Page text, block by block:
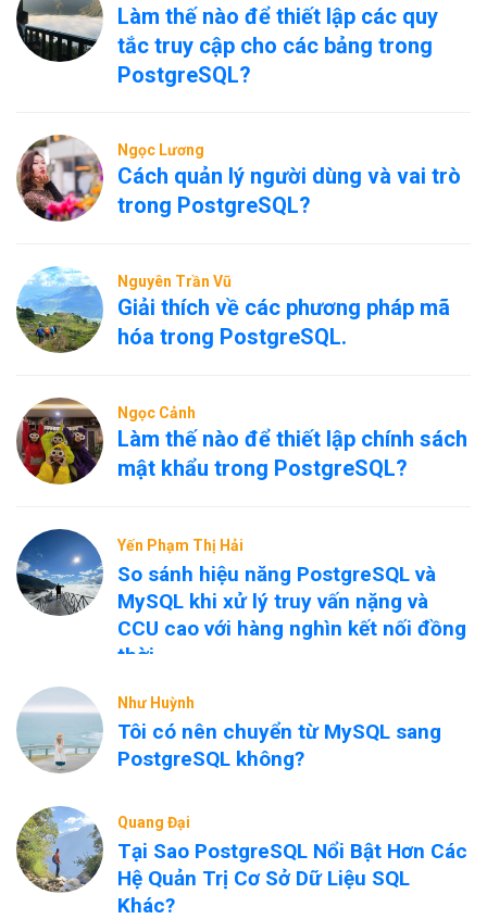
Làm thế nào để thiết lập các quy
tắc truy cập cho các bảng trong
PostgreSQL?
Ngọc Lương
Cách quản lý người dùng và vai trò
trong PostgreSQL?
Nguyên Trần Vũ
Giải thích về các phương pháp mã
hóa trong PostgreSQL.
Ngọc Cảnh
Làm thế nào để thiết lập chính sách
mật khẩu trong PostgreSQL?
Yến Phạm Thị Hải
So sánh hiệu năng PostgreSQL và
MySQL khi xử lý truy vấn nặng và
CCU cao với hàng nghìn kết nối đồng
thời
Như Huỳnh
Tôi có nên chuyển từ MySQL sang
PostgreSQL không?
Quang Đại
Tại Sao PostgreSQL Nổi Bật Hơn Các
Hệ Quản Trị Cơ Sở Dữ Liệu SQL
Khác?